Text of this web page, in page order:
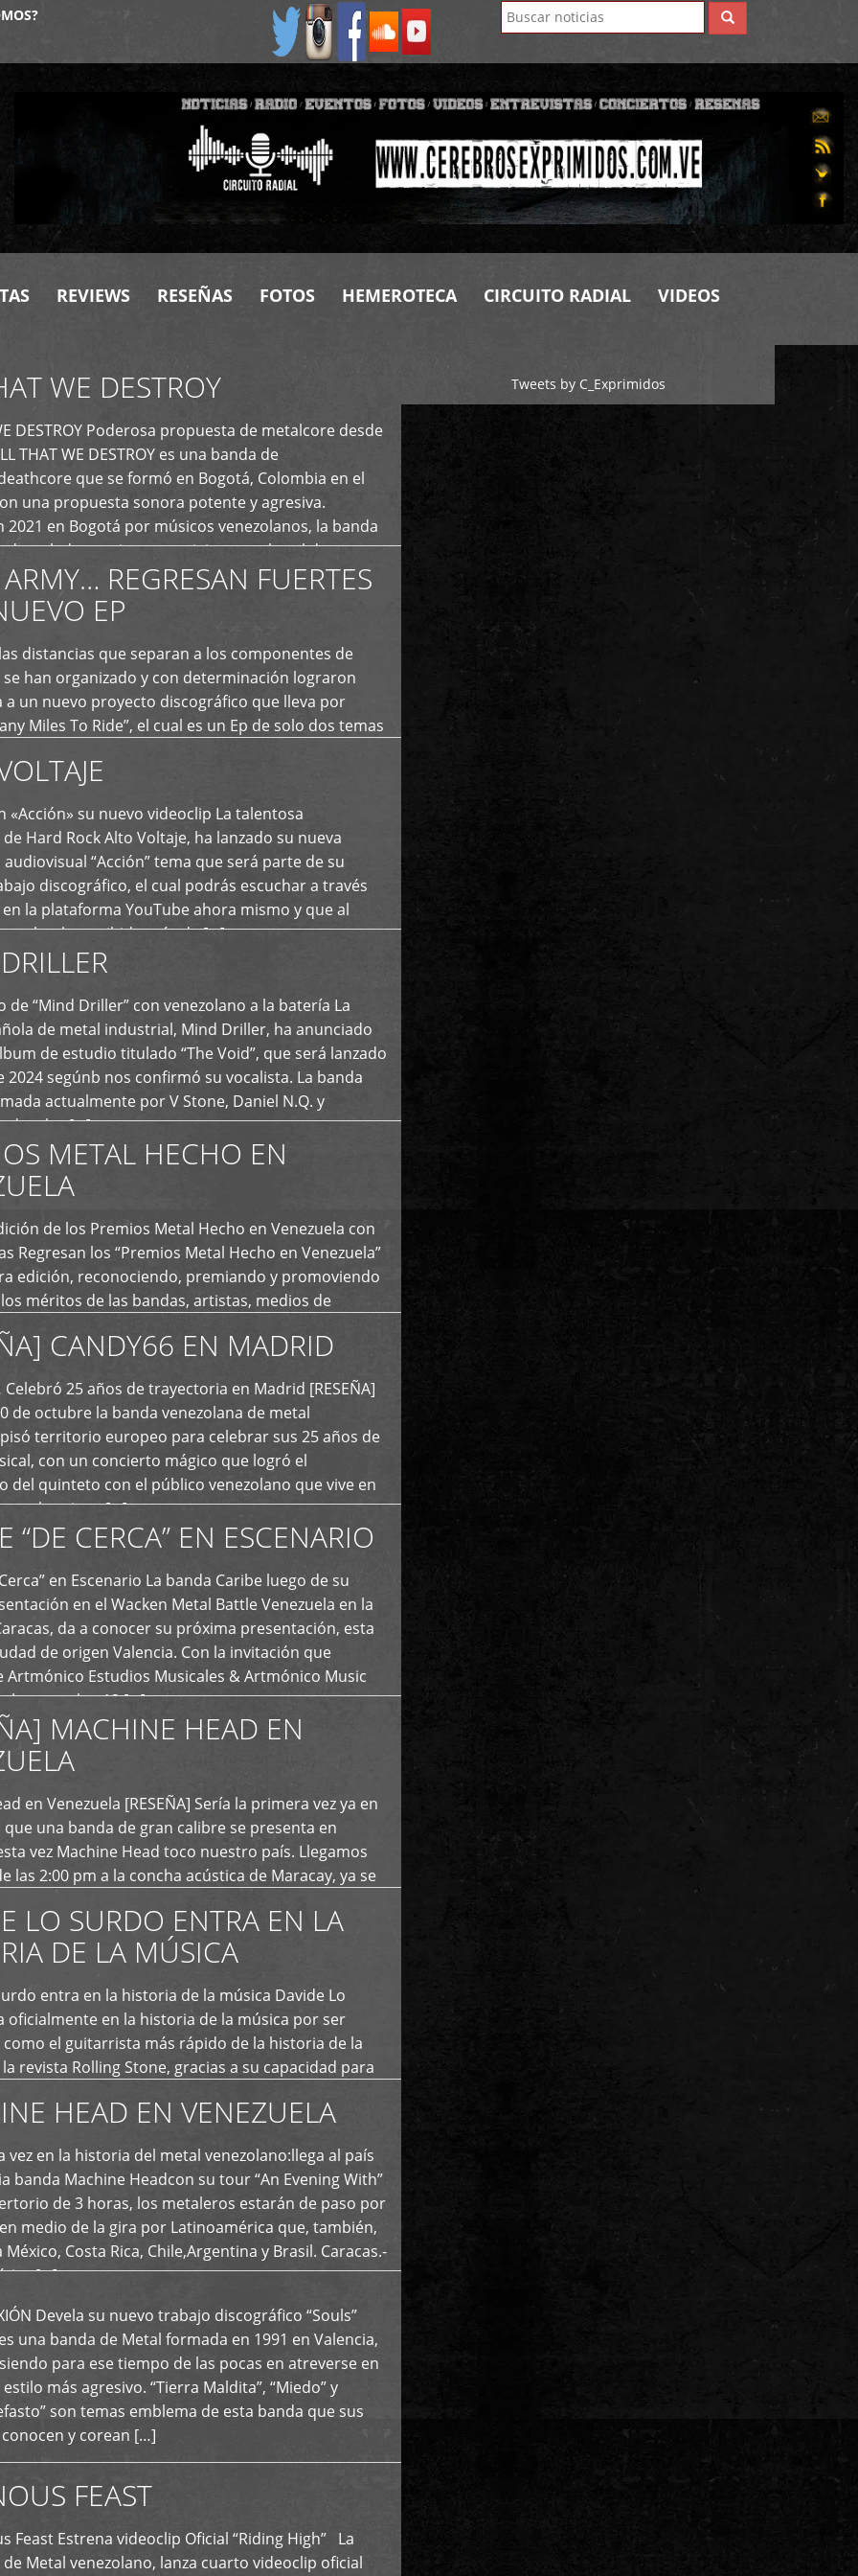
REVIEWS RESEÑAS FOTOS HEMEROTECA CIRCUITO RADIAL VIDEOS
WE DESTROY
DESTROY Poderosa propuesta de metalcore desde
THAT WE DESTROY es una banda de
que se formó en Bogotá, Colombia en el
una propuesta sonora potente y agresiva.
2021 en Bogotá por músicos venezolanos, la banda
demoledores, ritmos vertiginosos y breakdowns
creando […]REGRESAN FUERTES
EP
distancias que separan a los componentes de
se han organizado y con determinación lograron
a un nuevo proyecto discográfico que lleva por
Miles To Ride”, el cual es un Ep de solo dos temas
[…]
«Acción» su nuevo videoclip La talentosa
Hard Rock Alto Voltaje, ha lanzado su nueva
“Acción” tema que será parte de su
discográfico, el cual podrás escuchar a través
la plataforma YouTube ahora mismo y que al
ya ha recibido más de […]
de “Mind Driller” con venezolano a la batería La
de metal industrial, Mind Driller, ha anunciado
de estudio titulado “The Void”, que será lanzado
2024 segúnb nos confirmó su vocalista. La banda
actualmente por V Stone, Daniel N.Q. y
a las […]
METAL HECHO EN
de los Premios Metal Hecho en Venezuela con
Regresan los “Premios Metal Hecho en Venezuela”
edición, reconociendo, premiando y promoviendo
méritos de las bandas, artistas, medios de
tendencias del metal y […]
CANDY66 EN MADRID
Celebró 25 años de trayectoria en Madrid [RESEÑA]
de octubre la banda venezolana de metal
territorio europeo para celebrar sus 25 años de
con un concierto mágico que logró el
del quinteto con el público venezolano que vive en
que los sigue […]
“DE CERCA” EN ESCENARIO
en Escenario La banda Caribe luego de su
en el Wacken Metal Battle Venezuela en la
da a conocer su próxima presentación, esta
de origen Valencia. Con la invitación que
Artmónico Estudios Musicales & Artmónico Music
cumplen 12 […]
MACHINE HEAD EN
en Venezuela [RESEÑA] Sería la primera vez ya en
una banda de gran calibre se presenta en
vez Machine Head toco nuestro país. Llegamos
las 2:00 pm a la concha acústica de Maracay, ya se
LO SURDO ENTRA EN LA
DE LA MÚSICA
entra en la historia de la música Davide Lo
oficialmente en la historia de la música por ser
el guitarrista más rápido de la historia de la
revista Rolling Stone, gracias a su capacidad para
HEAD EN VENEZUELA
vez en la historia del metal venezolano:llega al país
banda Machine Headcon su tour “An Evening With”
de 3 horas, los metaleros estarán de paso por
medio de la gira por Latinoamérica que, también,
México, Costa Rica, Chile,Argentina y Brasil. Caracas.-
[…]
Devela su nuevo trabajo discográfico “Souls”
una banda de Metal formada en 1991 en Valencia,
para ese tiempo de las pocas en atreverse en
más agresivo. “Tierra Maldita”, “Miedo” y
son temas emblema de esta banda que sus
y corean […]
FEAST
Feast Estrena videoclip Oficial “Riding High” La
Metal venezolano, lanza cuarto videoclip oficial
Tweets by C_Exprimidos